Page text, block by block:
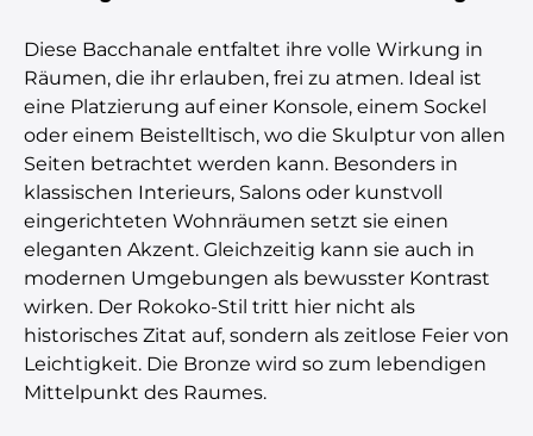
Diese Bacchanale entfaltet ihre volle Wirkung in
Räumen, die ihr erlauben, frei zu atmen. Ideal ist
eine Platzierung auf einer Konsole, einem Sockel
oder einem Beistelltisch, wo die Skulptur von allen
Seiten betrachtet werden kann. Besonders in
klassischen Interieurs, Salons oder kunstvoll
eingerichteten Wohnräumen setzt sie einen
eleganten Akzent. Gleichzeitig kann sie auch in
modernen Umgebungen als bewusster Kontrast
wirken. Der Rokoko-Stil tritt hier nicht als
historisches Zitat auf, sondern als zeitlose Feier von
Leichtigkeit. Die Bronze wird so zum lebendigen
Mittelpunkt des Raumes.